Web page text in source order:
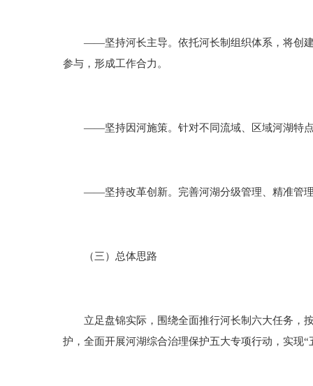
——坚持河长主导。依托河长制组织体系，将创建
参与，形成工作合力。
——坚持因河施策。针对不同流域、区域河湖特点
——坚持改革创新。完善河湖分级管理、精准管理
（三）总体思路
立足盘锦实际，围绕全面推行河长制六大任务，按
护，全面开展河湖综合治理保护五大专项行动，实现“